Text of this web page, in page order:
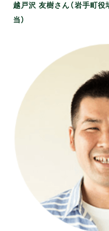
越戸沢 友樹さん（岩手町
当）